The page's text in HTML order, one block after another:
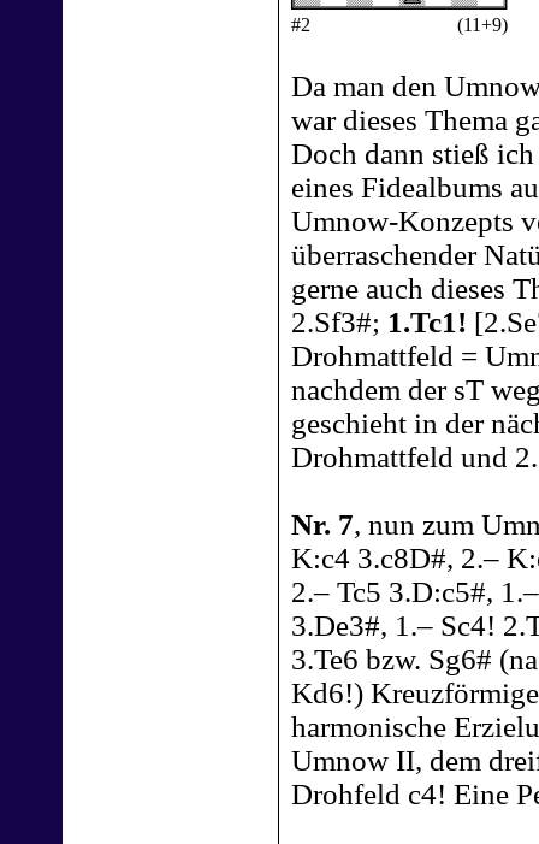
#2 (11+9)
Da man den
war dieses Thema
Doch dann stieß
eines Fidealbums
Umnow-Konzepts
überraschender
gerne auch dieses
2.Sf3#; 1.Tc1!
Drohmattfeld =
nachdem der sT
geschieht in der
Drohmattfeld und
Nr. 7, nun zum
K:c4 3.c8D#, 2.–
2.– Tc5 3.D:c5#,
3.De3#, 1.– Sc4!
3.Te6 bzw. Sg6#
Kd6!)
harmonische
Umnow II, dem
Drohfeld c4! Eine